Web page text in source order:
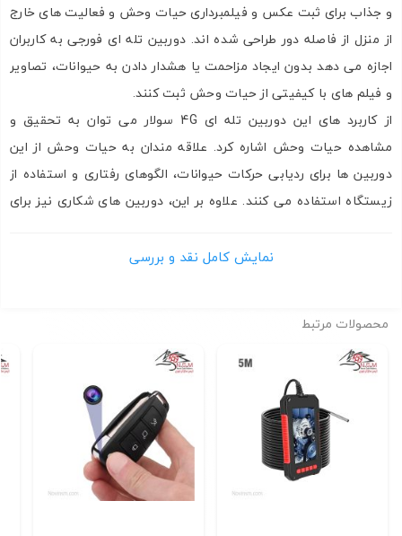
و جذاببرای ثبت عکس و فیلمبرداری حیات وحش و فعالیت های خارج
از منزل از فاصله دور طراحی شده اند. دوربین تله ای فورجی به کاربران
اجازه می دهد بدون ایجاد مزاحمت یا هشدار دادن به حیوانات، تصاویر
و فیلم های با کیفیتی از حیات وحش ثبت کنند.
از کاربرد های این دوربین تله ای 4G سولار می توان به تحقیق و
مشاهده حیات وحش اشاره کرد. علاقه مندان به حیات وحش از این
دوربین ها برای ردیابی حرکات حیوانات، الگوهای رفتاری و استفاده از
زیستگاه استفاده می کنند. علاوه بر این، دوربین های شکاری نیز برای
وحش استفاده می شود.
طبیعی‌، نقش مهمی در حفاظت از حیات وحش، تحقیقات و عکاسی در
فضای باز ایفا می‌کنند. همچنین به دلیل خورشیدی بودن این دوربین،
انتخابی ایده آل برای حومه شهر نظیر انبار، مزرعه و سایت های
ساختمانی می باشد.
نمایش کامل نقد و بررسی
محصولات مرتبط